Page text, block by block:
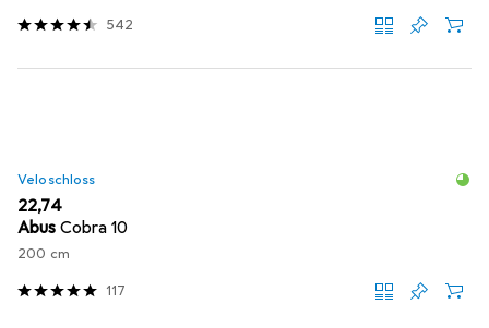
542
Veloschloss
EUR
22,74
Abus Cobra 10
200 cm
117